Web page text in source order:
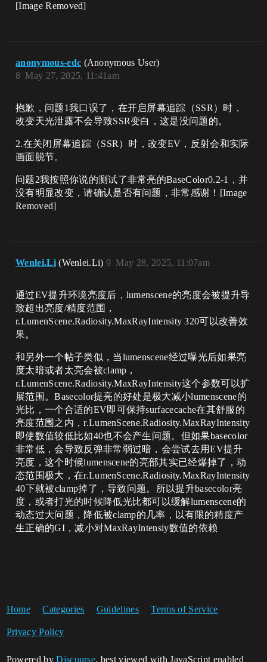
[Image Removed]
anonymous-edc (Anonymous User)
May 27, 2025, 11:41am
8
抱歉，问题1我口误了，在开启屏幕追踪（SSR）时，
改变天光泄露不会导致SSR变白，这是没问题的。
2.在关闭屏幕追踪（SSR）时，改变EV，反射会和实际
画面脱节。
问题2我按照你说的测试了非常亮的BaseColor0.2-1，并
没有明显改变，请确认是否有问题，非常感谢！[Image
Removed]
Wenlei.Li (Wenlei.Li) May 28, 2025, 11:07am
9
通过EV提升环境亮度后，lumenscene的亮度会被提升导
致超出亮度/精度范围，
r.LumenScene.Radiosity.MaxRayIntensity 320可以改善效
果​。
和另外一个帖子类似，当lumenscene经过曝光后如果亮
度太暗或者太亮会被clamp，
r.LumenScene.Radiosity.MaxRayIntensity这个参数可以扩
展范围。Basecolor提亮的好处是极大减小lumenscene的
光比，一个合适的EV即可保持surfacecache在其舒服的
亮度范围之内，r.LumenScene.Radiosity.MaxRayIntensity
即使数值较低比如40也不会产生问题。但如果basecolor
非常低，会导致反弹非常弱过暗，会尝试去用EV提升
亮度，这个时候lumenscene的亮部其实已经爆掉了，动
态范围极大，在r.LumenScene.Radiosity.MaxRayIntensity
40下就被clamp掉了，导致问题。所以提升basecolor亮
度，或者打光的时候降低光比都可以缓解lumenscene的
动态过大问题，降低被clamp的几率，以有限的精度产
生正确的GI，减小对MaxRayIntensiy数值的依赖
Home Categories Guidelines Terms of Service
Privacy Policy
Powered byDiscourse, best viewed with JavaScript enabled